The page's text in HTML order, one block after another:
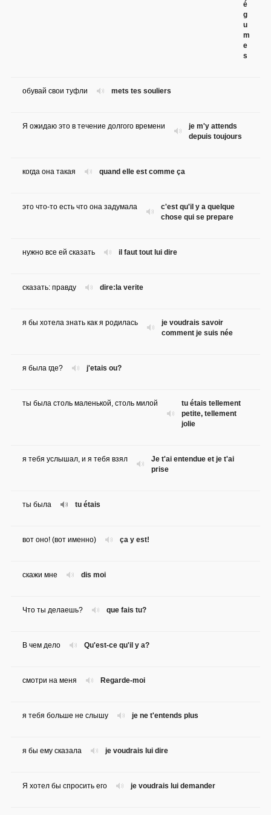
é
g
u
m
e
s
mets tes souliers
обувай свои туфли
je m'y attends
depuis toujours
Я ожидаю это в течение долгого времени
quand elle est comme ça
когда она такая
c'est qu'il y a quelque
chose qui se prepare
это что-то есть что она задумала
il faut tout lui dire
нужно все ей сказать
dire:la verite
сказать: правду
je voudrais savoir
comment je suis née
я бы хотела знать как я родилась
j'etais ou?
я была где?
tu étais tellement
petite, tellement
jolie
ты была столь маленькой, столь милой
Je t'ai entendue et je t'ai
prise
я тебя услышал, и я тебя взял
tu étais
ты была
ça y est!
вот оно! (вот именно)
dis moi
скажи мне
que fais tu?
Что ты делаешь?
Qu'est-ce qu'il y a?
В чем дело
Regarde-moi
смотри на меня
je ne t'entends plus
я тебя больше не слышу
je voudrais lui dire
я бы ему сказала
je voudrais lui demander
Я хотел бы спросить его